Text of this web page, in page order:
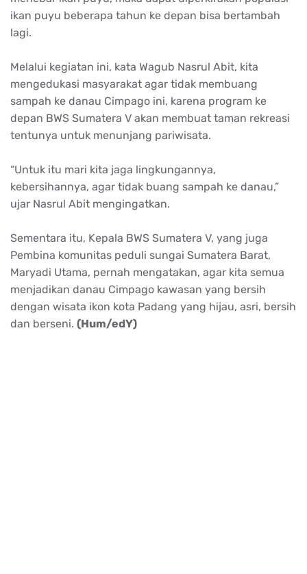
ikan puyu beberapa tahun ke depan bisa bertambah
lagi.
Melalui kegiatan ini, kata Wagub Nasrul Abit, kita
mengedukasi masyarakat agar tidak membuang
sampah ke danau Cimpago ini, karena program ke
depan BWS Sumatera V akan membuat taman rekreasi
tentunya untuk menunjang pariwisata.
“Untuk itu mari kita jaga lingkungannya,
kebersihannya, agar tidak buang sampah ke danau,”
ujar Nasrul Abit mengingatkan.
Sementara itu, Kepala BWS Sumatera V, yang juga
Pembina komunitas peduli sungai Sumatera Barat,
Maryadi Utama, pernah mengatakan, agar kita semua
menjadikan danau Cimpago kawasan yang bersih
dengan wisata ikon kota Padang yang hijau, asri, bersih
dan berseni. (Hum/edY)